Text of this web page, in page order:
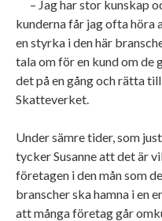
– Jag har stor kunskap
kunderna får jag ofta höra
en styrka i den här
tala om för en kund om de
det på en gång och rätta
Skatteverket.
Under sämre tider, som
tycker Susanne att det är
företagen i den mån som
branscher ska hamna i en
att många företag går